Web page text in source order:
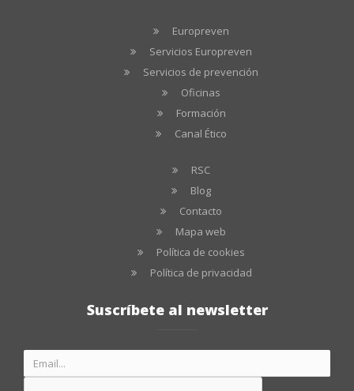
Europreven
Servicios Europreven
Servicios de prevención
Oficinas
Formación
Canal Ético
RSC
Blog
Contacto
Mapa web
Política de cookies
Política de privacidad
Suscríbete al newsletter